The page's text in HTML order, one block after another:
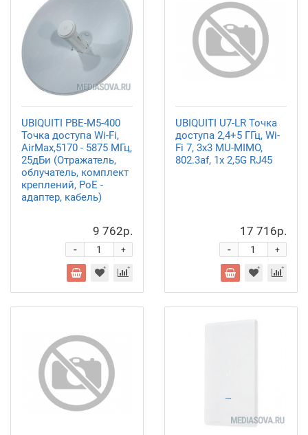
UBIQUITI PBE-M5-400
Точка доступа Wi-Fi,
AirMax,5170 - 5875 МГц,
25дБи (Отражатель,
облучатель, комплект
креплений, PoE -
адаптер, кабель)
9 762р.
+
-
UBIQUITI U7-LR Точка
доступа 2,4+5 ГГц, Wi-
Fi 7, 3х3 MU-MIMO,
802.3af, 1х 2,5G RJ45
17 716р.
+
-